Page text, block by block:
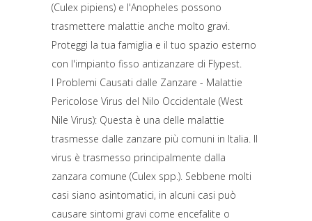
(Culex pipiens) e l'Anopheles possono
trasmettere malattie anche molto gravi.
Proteggi la tua famiglia e il tuo spazio esterno
con l'impianto fisso antizanzare di Flypest.
I Problemi Causati dalle Zanzare - Malattie
Pericolose Virus del Nilo Occidentale (West
Nile Virus): Questa è una delle malattie
trasmesse dalle zanzare più comuni in Italia. Il
virus è trasmesso principalmente dalla
zanzara comune (Culex spp.). Sebbene molti
casi siano asintomatici, in alcuni casi può
causare sintomi gravi come encefalite o